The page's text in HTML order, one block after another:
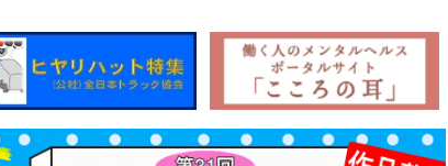
三養基郡基山町［木山口架道橋］塗装工事に伴う交通規制につい
て [2026/06/18]
低炭素型ディーゼルトラック普及加速化事業の受付開始（ＬＥＶ
大分自動車道 山田SAガスステーション営業時間変更につい